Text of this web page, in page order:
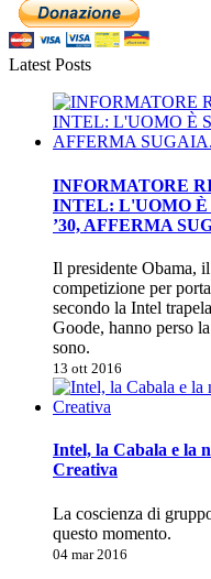
Latest Posts
INFORMATORE
INTEL: L'UOMO
’30, AFFERMA
Il presidente Obama,
competizione per
secondo la Intel
Goode, hanno perso
sono.
13 ott 2016
Intel, la Cabala e la
Creativa
La coscienza di
questo momento.
04 mar 2016